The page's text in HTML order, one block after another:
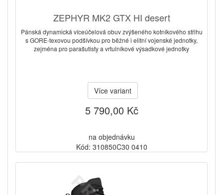
ZEPHYR MK2 GTX HI desert
Pánská dynamická víceúčelová obuv zvýšeného kotníkového střihu
s GORE-texovou podšívkou pro běžné i elitní vojenské jednotky,
zejména pro parašutisty a vrtulníkové výsadkové jednotky
Více variant
5 790,00 Kč
na objednávku
Kód: 310850C30 0410